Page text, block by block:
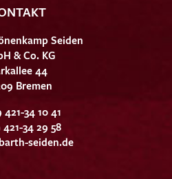
Seiden
& Co. KG
44
Bremen
421-34 10 41
421-34 29 58
seiden.de